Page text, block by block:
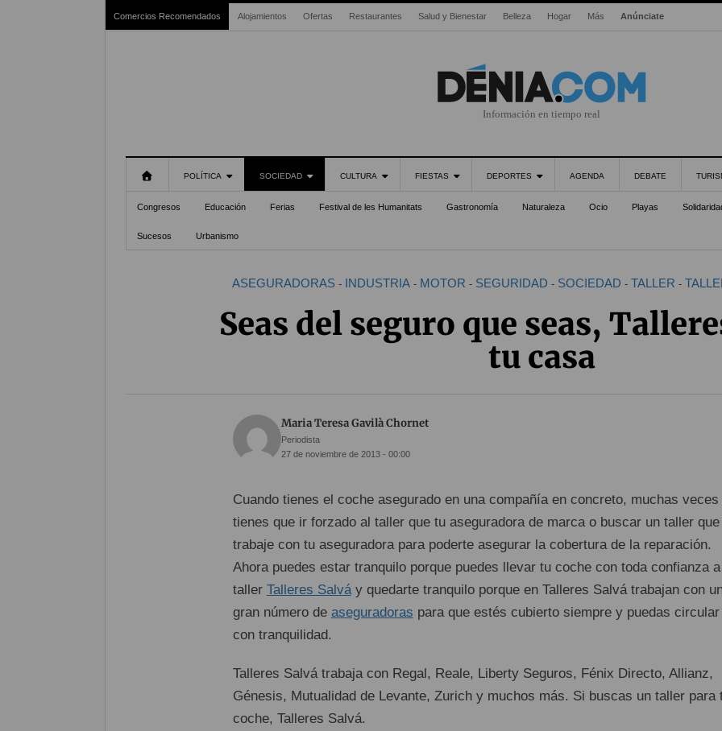
Comercios Recomendados Alojamientos Ofertas Restaurantes Salud y Bienestar Belleza Hogar Más Anúnciate
Información en tiempo real
POLÍTICA SOCIEDAD CULTURA FIESTAS DEPORTES AGENDA DEBATE
Congresos Educación Ferias Festival de les Humanitats Gastronomía Naturaleza Ocio Playas
Sucesos Urbanismo
ASEGURADORAS - INDUSTRIA - MOTOR - SEGURIDAD - SOCIEDAD - TALLER -
Seas del seguro que seas,
tu casa
Maria Teresa Gavilà Chornet
Periodista
27 de noviembre de 2013 - 00:00
Cuando tienes el coche asegurado en una compañía en concreto, muchas veces
tienes que ir forzado al taller que tu aseguradora de marca o buscar un taller que
trabaje con tu aseguradora para poderte asegurar la cobertura de la reparación.
Ahora puedes estar tranquilo porque puedes llevar tu coche con toda confianza
taller Talleres Salváy quedarte tranquilo porque en Talleres Salvá trabajan con
gran número de aseguradoras para que estés cubierto siempre y puedas circular
con tranquilidad.
Talleres Salvá trabaja con Regal, Reale, Liberty Seguros, Fénix Directo, Allianz,
Génesis, Mutualidad de Levante, Zurich y muchos más. Si buscas un taller para
coche, Talleres Salvá.